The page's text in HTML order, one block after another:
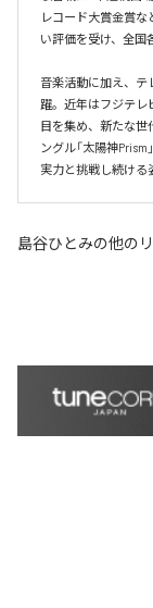
レコード大賞金賞
い評価を受け、全国
音楽活動に加え、テ
躍。近年はフジテレ
目を集め、新たな
ングル「太陽神
実力と挑戦し続ける
島谷ひとみの他の